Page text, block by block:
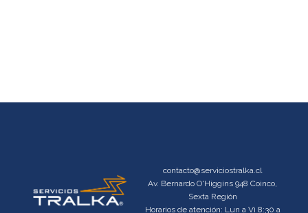
contacto@serviciostralka.cl
Av. Bernardo O'Higgins 948 Coinco,
Sexta Región
Horarios de atención: Lun a Vi 8:30 a